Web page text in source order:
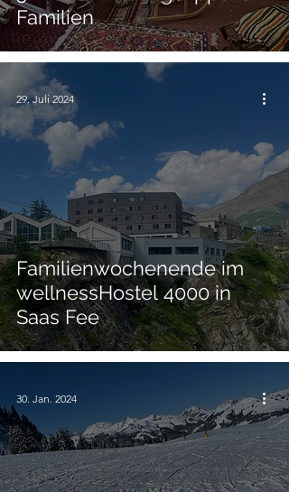
Familien
Familienwochenende im
wellnessHostel 4000 in
Saas Fee
29. Juli 2024
30. Jan. 2024